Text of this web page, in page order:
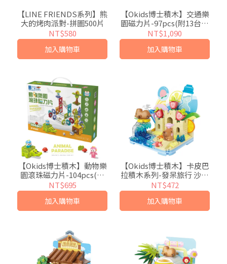
【LINE FRIENDS系列】熊
大的烤肉派對-拼圖500片
NT$580
加入購物車
【Okids博士積木】交通樂
園磁力片-97pcs(附13台迴
力小汽車+小飛機)~最佳
STEAM玩具
NT$1,090
加入購物車
【Okids博士積木】動物樂
園滾珠磁力片-104pcs(滾
珠軌道/造型磁力片/動物造
景玩具)
NT$695
加入購物車
【Okids博士積木】卡皮巴
拉積木系列-發呆旅行 沙灘
篇(造景積木/公仔玩具/療
癒小物)
NT$472
加入購物車